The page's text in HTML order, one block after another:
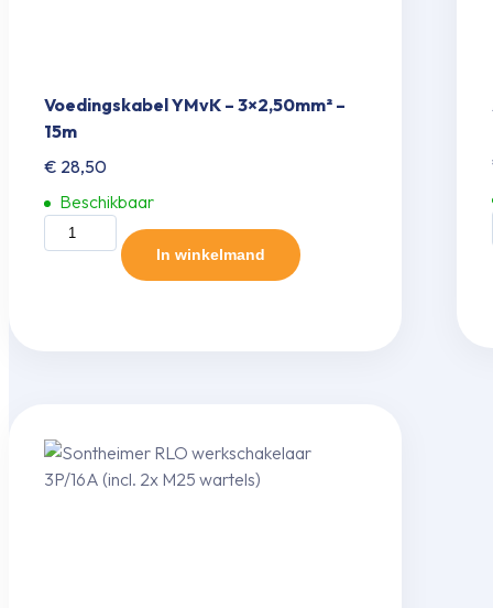
Voedingskabel YMvK – 3×2,50mm² –
15m
€ 28,50
Beschikbaar
Voedingskabel
YMvK
In winkelmand